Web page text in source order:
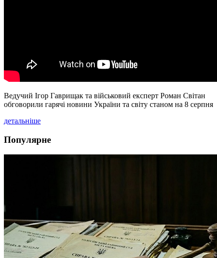
Ведучий Ігор Гаврищак та військовий експерт Роман Світан
обговорили гарячі новини України та світу станом на 8 серпня
детальніше
Популярне